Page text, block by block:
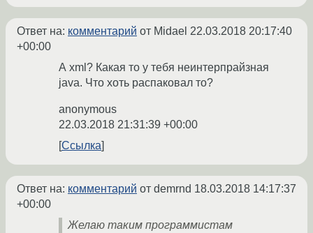
Ответ на: комментарий от Midael 22.03.2018 20:17:40
+00:00
А xml? Какая то у тебя неинтерпрайзная
java. Что хоть распаковал то?
anonymous
22.03.2018 21:31:39 +00:00
Ссылка
Ответ на: комментарий от demrnd 18.03.2018 14:17:37
+00:00
Желаю таким программистам